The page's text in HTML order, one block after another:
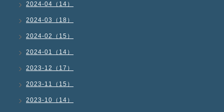
2024-04（14）
2024-03（18）
2024-02（15）
2024-01（14）
2023-12（17）
2023-11（15）
2023-10（14）